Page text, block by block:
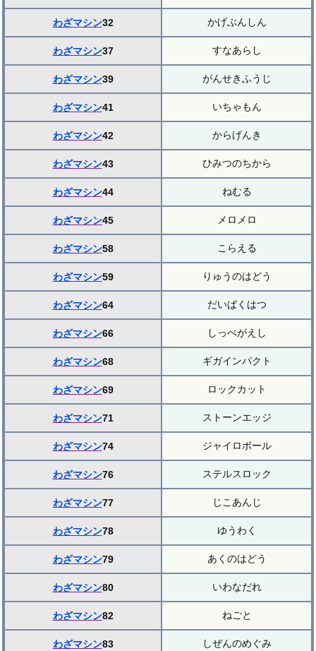
わざマシン32 かげぶんしん
わざマシン37 すなあらし
わざマシン39 がんせきふうじ
わざマシン41 いちゃもん
わざマシン42 からげんき
わざマシン43 ひみつのちから
わざマシン44 ねむる
わざマシン45 メロメロ
わざマシン58 こらえる
わざマシン59 りゅうのはどう
わざマシン64 だいばくはつ
わざマシン66 しっぺがえし
わざマシン68 ギガインパクト
わざマシン69 ロックカット
わざマシン71 ストーンエッジ
わざマシン74 ジャイロボール
わざマシン76 ステルスロック
わざマシン77 じこあんじ
わざマシン78 ゆうわく
わざマシン79 あくのはどう
わざマシン80 いわなだれ
わざマシン82 ねごと
わざマシン83 しぜんのめぐみ